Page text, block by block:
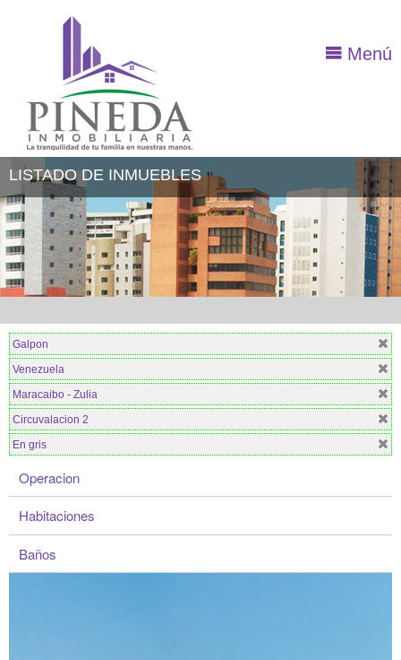
Menú
LISTADO DE INMUEBLES
Galpon
Venezuela
Maracaibo - Zulia
Circuvalacion 2
En gris
Operacion
Habitaciones
Baños